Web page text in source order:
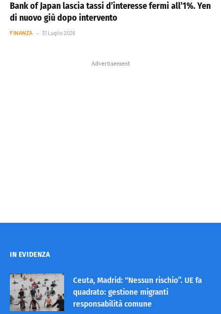
Bank of Japan lascia tassi d’interesse fermi all’1%. Yen
di nuovo giù dopo intervento
FINANZA 31 Luglio 2026
Advertisement
IN EVIDENZA
Ceuta, Madrid: “Nessun rischio”. UE fa
quadrato: gestione migranti
responsabilità comune